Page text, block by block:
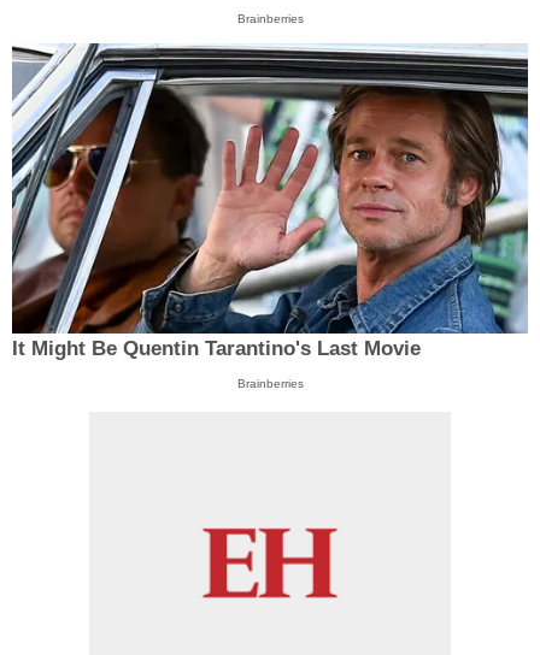
Brainberries
It Might Be Quentin Tarantino's Last Movie
Brainberries